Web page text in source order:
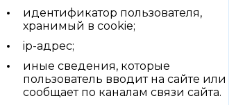
идентификатор пользователя,
хранимый в cookie;
ip-адрес;
иные сведения, которые
пользователь вводит на сайте или
сообщает по каналам связи сайта.